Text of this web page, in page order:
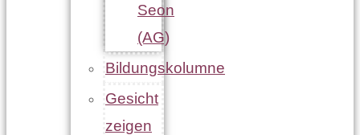
Seon
(AG)
Bildungskolumne
Gesicht
zeigen